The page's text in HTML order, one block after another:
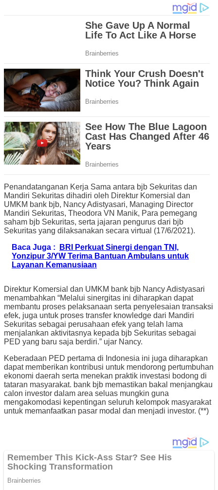
Penandatanganan Kerja Sama antara bjb Sekuritas dan
Mandiri Sekuritas dihadiri oleh Direktur Komersial dan
UMKM bank bjb, Nancy Adistyasari, Managing Director
Mandiri Sekuritas, Theodora VN Manik, Para pemegang
saham bjb Sekuritas, serta jajaran pengurus dari bjb
Sekuritas yang dilaksanakan secara virtual (17/6/2021).
Baca Juga :
BRI Perkuat Sinergi dengan TNI,
Yonzipur 3/YW Terima Bantuan Ambulans untuk
Layanan Kemanusiaan
Direktur Komersial dan UMKM bank bjb Nancy Adistyasari
menambahkan “Melalui sinergitas ini diharapkan dapat
membantu proses pelaksanaan serta penyelesaian transaksi
efek, juga untuk proses transfer knowledge dari Mandiri
Sekuritas sebagai perusahaan efek yang telah lama
menjalankan aktivitasnya kepada bjb Sekuritas sebagai
PED yang baru saja berdiri.” ujar Nancy.
Keberadaan PED pertama di Indonesia ini juga diharapkan
dapat memberikan kontribusi untuk mendorong pertumbuhan
ekonomi daerah serta menekan praktik investasi bodong di
tataran masyarakat. bank bjb memastikan bakal menjangkau
calon investor dalam area seluas mungkin guna
mengakomodasi kepentingan seluruh kelompok masyarakat
untuk memanfaatkan pasar modal dan menjadi investor. (**)